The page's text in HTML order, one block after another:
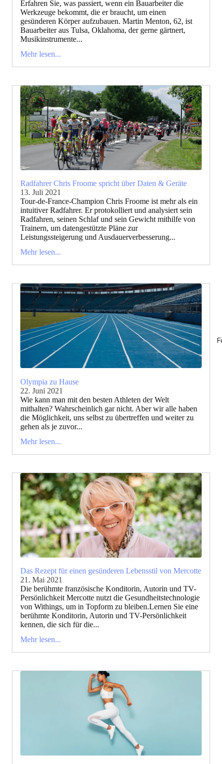
Erfahren Sie, was passiert, wenn ein Bauarbeiter die
Werkzeuge bekommt, die er braucht, um einen
gesünderen Körper aufzubauen. Martin Menton, 62, ist
Bauarbeiter aus Tulsa, Oklahoma, der gerne gärtnert,
Musikinstrumente...
Mehr lesen...
Radfahrer Chris Froome spricht über Daten & Geräte
13. Juli 2021
Tour-de-France-Champion Chris Froome ist mehr als ein
intuitiver Radfahrer. Er protokolliert und analysiert sein
Radfahren, seinen Schlaf und sein Gewicht mithilfe von
Trainern, um datengestützte Pläne zur
Leistungssteigerung und Ausdauerverbesserung...
Mehr lesen...
Olympia zu Hause
22. Juni 2021
Wie kann man mit den besten Athleten der Welt
mithalten? Wahrscheinlich gar nicht. Aber wir alle haben
die Möglichkeit, uns selbst zu übertreffen und weiter zu
gehen als je zuvor...
Mehr lesen...
Das Rezept für einen gesünderen Lebensstil von Mercotte
21. Mai 2021
Die berühmte französische Konditorin, Autorin und TV-
Persönlichkeit Mercotte nutzt die Gesundheitstechnologie
von Withings, um in Topform zu bleiben.Lernen Sie eine
berühmte Konditorin, Autorin und TV-Persönlichkeit
kennen, die sich für die...
Mehr lesen...